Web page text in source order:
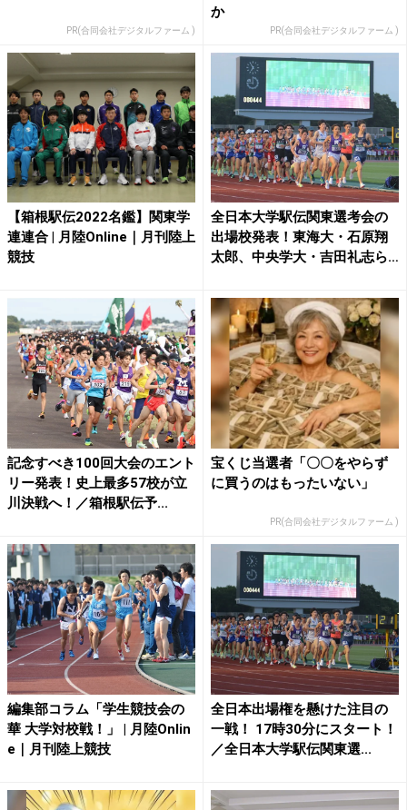
PR(合同会社デジタルファーム )
か
PR(合同会社デジタルファーム )
【箱根駅伝2022名鑑】関東学
連連合 | 月陸Online｜月刊陸上
競技
全日本大学駅伝関東選考会の
出場校発表！東海大・石原翔
太郎、中央学大・吉田礼志ら
記念すべき100回大会のエント
リー発表！史上最多57校が立
川決戦へ！／箱根駅伝予...
宝くじ当選者「〇〇をやらず
に買うのはもったいない」
PR(合同会社デジタルファーム )
編集部コラム「学生競技会の
華 大学対校戦！」 | 月陸Onlin
e｜月刊陸上競技
全日本出場権を懸けた注目の
一戦！ 17時30分にスタート！
／全日本大学駅伝関東選...